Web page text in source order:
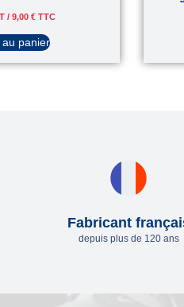
/9,00€ TTC
au panier
Fabricant
depuis plus de 120 ans